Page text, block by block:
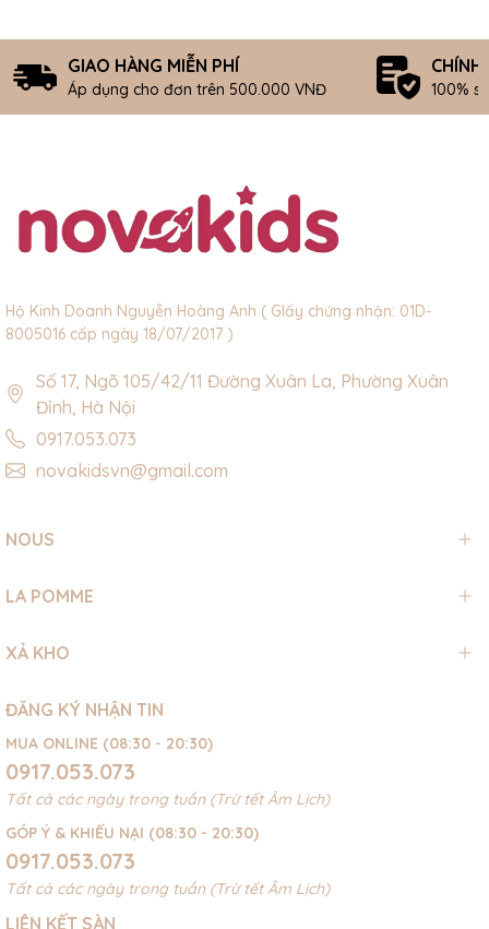
GIAO HÀNG MIỄN PHÍ
Áp dụng cho đơn trên 500.000 VNĐ
CHÍNH
100%
Hộ Kinh Doanh Nguyễn Hoàng Anh ( GIấy chứng nhận: 01D-
8005016 cấp ngày 18/07/2017 )
Số 17, Ngõ 105/42/11 Đường Xuân La, Phường Xuân
Đỉnh, Hà Nội
0917.053.073
novakidsvn@gmail.com
NOUS
LA POMME
XẢ KHO
ĐĂNG KÝ NHẬN TIN
MUA ONLINE (08:30 - 20:30)
0917.053.073
Tất cả các ngày trong tuần (Trừ tết Âm Lịch)
GÓP Ý & KHIẾU NẠI (08:30 - 20:30)
0917.053.073
Tất cả các ngày trong tuần (Trừ tết Âm Lịch)
LIÊN KẾT SÀN